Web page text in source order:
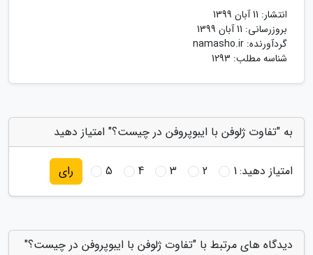
انتشار: 11 آبان 1399
بروزرسانی: 11 آبان 1399
گردآورنده: namasho.ir
شناسه مطلب: 1293
به "تفاوت ژلوفن با ایبوپروفن در چیست؟" امتیاز دهید
امتیاز دهید:1
2
3
4
5 رای
دیدگاه های مرتبط با "تفاوت ژلوفن با ایبوپروفن در چیست؟"